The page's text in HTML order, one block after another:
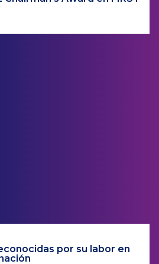
por su labor en